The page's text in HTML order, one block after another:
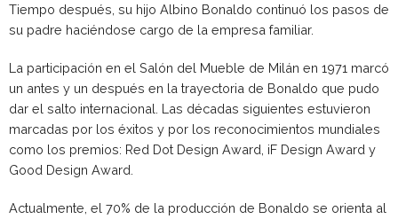
Tiempo después, su hijo Albino Bonaldo continuó los pasos de
su padre haciéndose cargo de la empresa familiar.
La participación en el Salón del Mueble de Milán en 1971 marcó
un antes y un después en la trayectoria de Bonaldo que pudo
dar el salto internacional. Las décadas siguientes estuvieron
marcadas por los éxitos y por los reconocimientos mundiales
como los premios: Red Dot Design Award, iF Design Award y
Good Design Award.
Actualmente, el 70% de la producción de Bonaldo se orienta al